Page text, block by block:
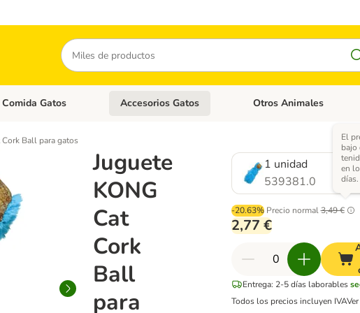
Buscar
Perrosde categoria abierto: Accesorios Perros
Comida Gatos Menú de categoria abierto: Comida Gatos
Accesorios Gatos Menú de categoria abierto:
Otros Animales
Ball para gatos
Juguete
KONG
Cat
Cork
Ball
para
1 unidad
539381.0
-20.63% Precio normal3,49 €
El
bajo
en
días.
2,77 €
Entrega: 2-5 días laborables
Todos los precios incluyen IVAVer